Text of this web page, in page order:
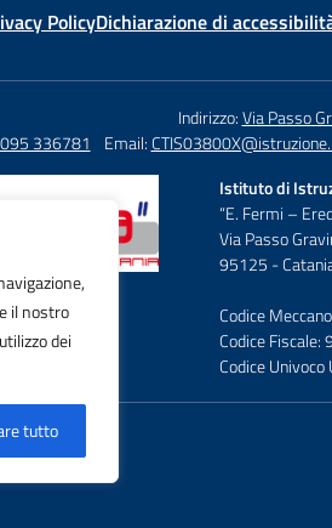
il nostro
dei
tutto
PolicyDichiarazione di
Indirizzo:Via Passo
336781 Email:
Istituto di
“E. Fermi –
Via Passo
95125 -
Codice
Codice
Codice